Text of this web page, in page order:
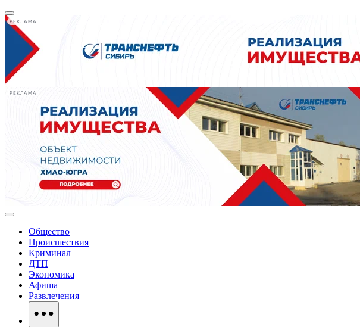
РЕКЛАМА
РЕКЛАМА
Общество
Происшествия
Криминал
ДТП
Экономика
Афиша
Развлечения